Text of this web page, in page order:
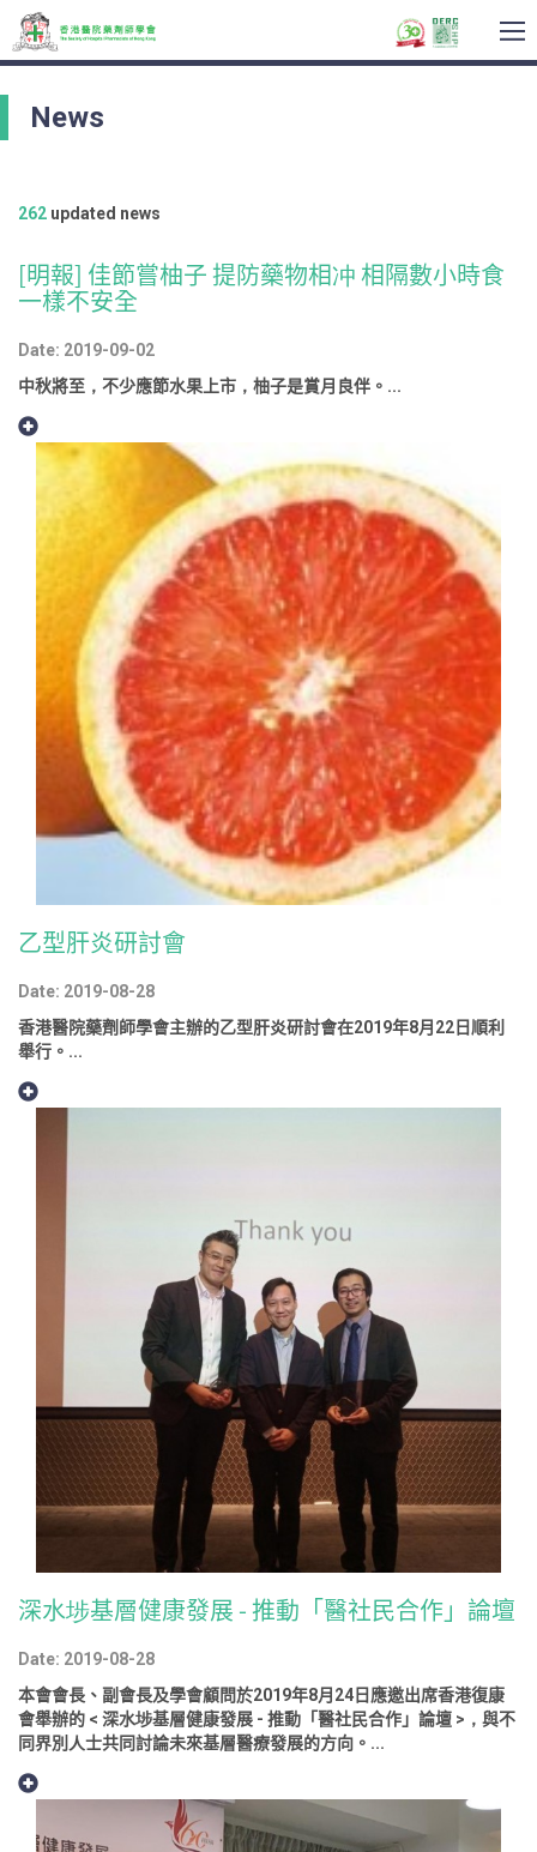
News
262 updated news
[明報] 佳節嘗柚子 提防藥物相冲 相隔數小時食
一樣不安全
Date: 2019-09-02
中秋將至，不少應節水果上市，柚子是賞月良伴。...
乙型肝炎研討會
Date: 2019-08-28
香港醫院藥劑師學會主辦的乙型肝炎研討會在2019年8月22日順利
舉行。...
深水埗基層健康發展 - 推動「醫社民合作」論壇
Date: 2019-08-28
本會會長、副會長及學會顧問於2019年8月24日應邀出席香港復康
會舉辦的 < 深水埗基層健康發展 - 推動「醫社民合作」論壇 >，與不
同界別人士共同討論未來基層醫療發展的方向。...